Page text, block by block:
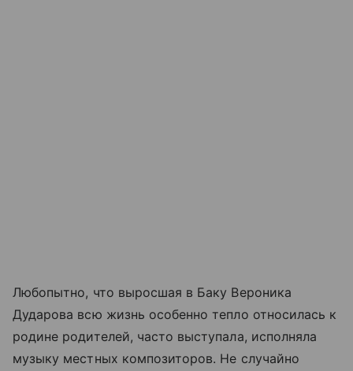
Любопытно, что выросшая в Баку Вероника
Дударова всю жизнь особенно тепло относилась к
родине родителей, часто выступала, исполняла
музыку местных композиторов. Не случайно